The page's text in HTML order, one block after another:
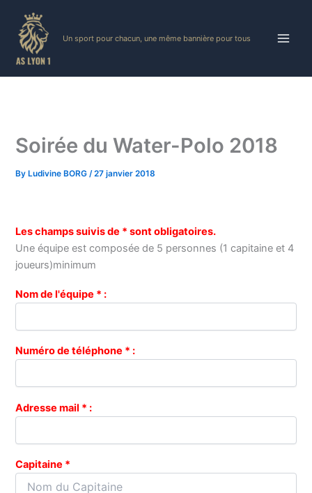
content
Un sport pour chacun, une même bannière pour tous
Soirée du Water-Polo 2018
By Ludivine BORG/27 janvier 2018
Les champs suivis de * sont obligatoires.
Une équipe est composée de 5 personnes (1 capitaine et 4
joueurs)minimum
Nom de l'équipe * :
Numéro de téléphone * :
Adresse mail * :
Capitaine *